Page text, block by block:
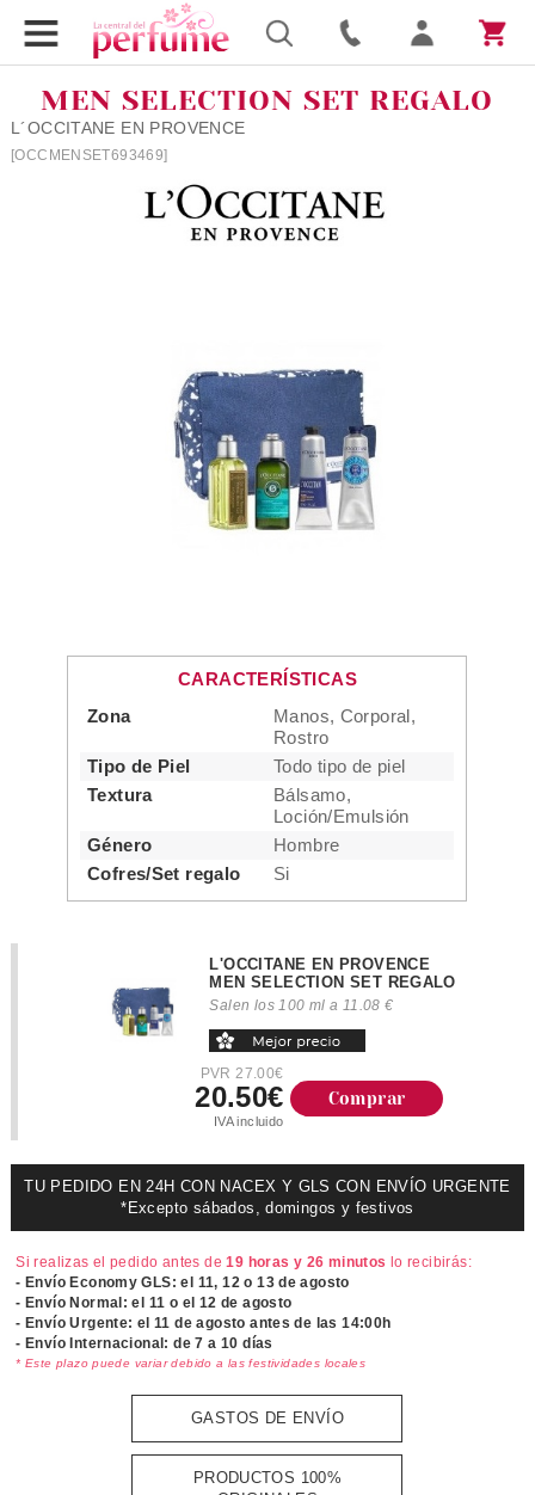
MEN SELECTION SET REGALO
L´OCCITANE EN PROVENCE
[OCCMENSET693469]
CARACTERÍSTICAS
Zona
Manos, Corporal,
Rostro
Tipo de Piel
Todo tipo de piel
Textura
Bálsamo,
Loción/Emulsión
Género
Hombre
Cofres/Set regalo
Si
L'OCCITANE EN PROVENCE
MEN SELECTION SET REGALO
Salen los 100 ml a 11.08 €
PVR 27.00€
20.50€
IVA incluido
Comprar
TU PEDIDO EN 24H CON NACEX Y GLS CON ENVÍO URGENTE
*Excepto sábados, domingos y festivos
Si realizas el pedido antes de19 horas y 26 minutos lo recibirás:
- Envío Economy GLS: el 11, 12 o 13 de agosto
- Envío Normal: el 11 o el 12 de agosto
- Envío Urgente: el11 de agosto antes de las 14:00h
- Envío Internacional: de 7 a 10 días
* Este plazo puede variar debido a las festividades locales
GASTOS DE ENVÍO
PRODUCTOS 100%